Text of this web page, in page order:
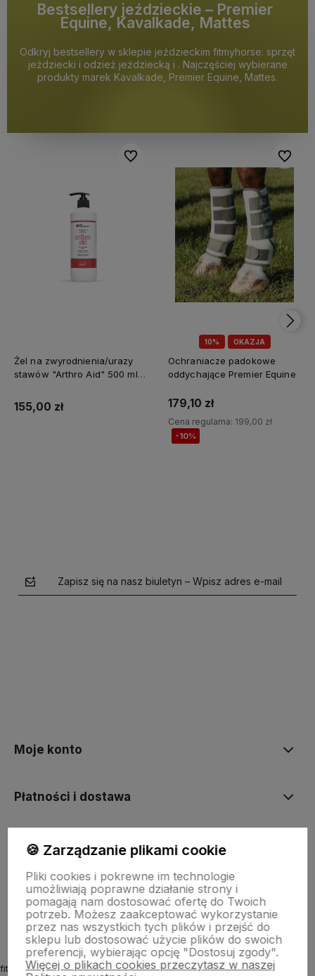
Bestsellery jeździeckie – Premier
Equine, Kavalkade, Mattes
Odkryj bestsellery w sklepie jeździeckim fitmyhorse: sprzęt
jeździecki i odzież jeździecką i . Najczęściej wybierane
produkty marek Kavalkade, Premier Equine, Mattes.
Żel na zwyrodnienia/urazy
stawów "Arthro Aid" 500 ml
155,00 zł
Do ulubionych
10% OKAZJA
Ochraniacze padokowe
oddychające Premier Equine
179,10 zł
Cena regularna: 199,00 zł
-10%
Do
Zapisz się na nasz biuletyn – Wpisz adres e-mail
Moje konto
Płatności i dostawa
Informacje
O nas
fitmyhorse.pl Sklep jeździecki
🍪 Zarządzanie plikami cookie
Pliki cookies i pokrewne im technologie
umożliwiają poprawne działanie strony i
pomagają nam dostosować ofertę do Twoich
potrzeb. Możesz zaakceptować wykorzystanie
przez nas wszystkich tych plików i przejść do
sklepu lub dostosować użycie plików do swoich
preferencji, wybierając opcję "Dostosuj zgody".
Więcej o plikach cookies przeczytasz w naszej